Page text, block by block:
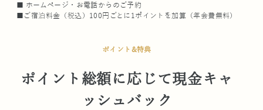
■ ホームページ・お電話からのご予約
■ご宿泊料金（税込）100円ごとに1ポイントを加算（年会費無料）
ポイント&特典
ポイント総額に応じて現金キャ
ッシュバック